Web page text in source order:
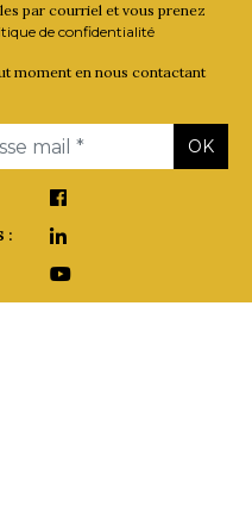
par courriel et vous prenez
de confidentialité
moment en nous contactant
OK
: